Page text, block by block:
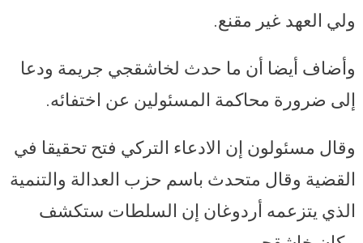
ولي العهد غير مقنع.
وأضاف أيضا أن ما حدث لخاشقجي جريمة ودعا
إلى ضرورة محاكمة المسئولين عن اختفائه.
وقال مسئولون إن الادعاء التركي فتح تحقيقا في
القضية وقال متحدث باسم حزب العدالة والتنمية
الذي يتزعمه أردوغان إن السلطات ستكشف